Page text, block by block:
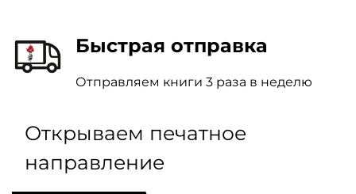
Быстрая отправка
Отправляем книги 3 раза в неделю
Открываем печатное
направление